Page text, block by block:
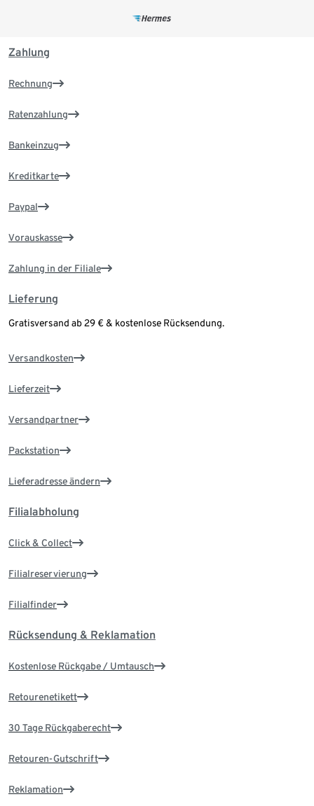
Zahlung
Rechnung
Ratenzahlung
Bankeinzug
Kreditkarte
Paypal
Vorauskasse
Zahlung in der Filiale
Lieferung
Gratisversand ab 29 € & kostenlose Rücksendung.
Versandkosten
Lieferzeit
Versandpartner
Packstation
Lieferadresse ändern
Filialabholung
Click & Collect
Filialreservierung
Filialfinder
Rücksendung & Reklamation
Kostenlose Rückgabe / Umtausch
Retourenetikett
30 Tage Rückgaberecht
Retouren-Gutschrift
Reklamation